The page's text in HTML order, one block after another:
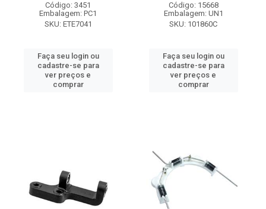
Código: 3451
Embalagem: PC1
SKU: ETE7041
Faça seu login ou
cadastre-se para
ver preços e
comprar
Código: 15668
Embalagem: UN1
SKU: 101860C
Faça seu login ou
cadastre-se para
ver preços e
comprar